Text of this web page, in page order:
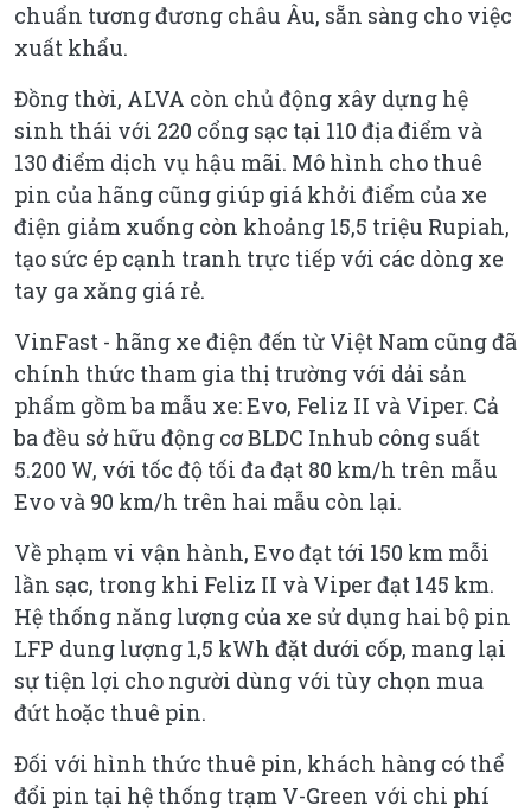
chuẩn tương đương châu Âu, sẵn sàng cho việc
xuất khẩu.
Đồng thời, ALVA còn chủ động xây dựng hệ
sinh thái với 220 cổng sạc tại 110 địa điểm và
130 điểm dịch vụ hậu mãi. Mô hình cho thuê
pin của hãng cũng giúp giá khởi điểm của xe
điện giảm xuống còn khoảng 15,5 triệu Rupiah,
tạo sức ép cạnh tranh trực tiếp với các dòng xe
tay ga xăng giá rẻ.
VinFast - hãng xe điện đến từ Việt Nam cũng đã
chính thức tham gia thị trường với dải sản
phẩm gồm ba mẫu xe: Evo, Feliz II và Viper. Cả
ba đều sở hữu động cơ BLDC Inhub công suất
5.200 W, với tốc độ tối đa đạt 80 km/h trên mẫu
Evo và 90 km/h trên hai mẫu còn lại.
Về phạm vi vận hành, Evo đạt tới 150 km mỗi
lần sạc, trong khi Feliz II và Viper đạt 145 km.
Hệ thống năng lượng của xe sử dụng hai bộ pin
LFP dung lượng 1,5 kWh đặt dưới cốp, mang lại
sự tiện lợi cho người dùng với tùy chọn mua
đứt hoặc thuê pin.
Đối với hình thức thuê pin, khách hàng có thể
đổi pin tại hệ thống trạm V-Green với chi phí